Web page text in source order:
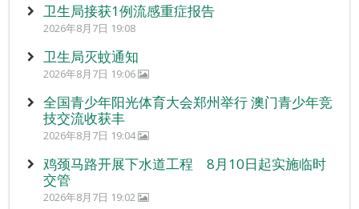
卫生局接获1例流感重症报告
2026年8月7日 19:08
卫生局灭蚊通知
2026年8月7日 19:06
全国青少年阳光体育大会郑州举行 澳门青少年竞
技交流收获丰
2026年8月7日 19:04
鸡颈马路开展下水道工程 8月10日起实施临时
交管
2026年8月7日 19:02